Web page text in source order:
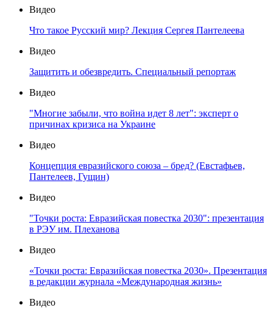
Видео
Что такое Русский мир? Лекция Сергея Пантелеева
Видео
Защитить и обезвредить. Специальный репортаж
Видео
"Многие забыли, что война идет 8 лет": эксперт о
причинах кризиса на Украине
Видео
Концепция евразийского союза – бред? (Евстафьев,
Пантелеев, Гущин)
Видео
"Точки роста: Евразийская повестка 2030": презентация
в РЭУ им. Плеханова
Видео
«Точки роста: Евразийская повестка 2030». Презентация
в редакции журнала «Международная жизнь»
Видео